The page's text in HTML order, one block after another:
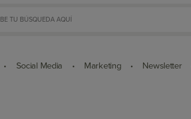
• Social Media • Marketing • Newsletter